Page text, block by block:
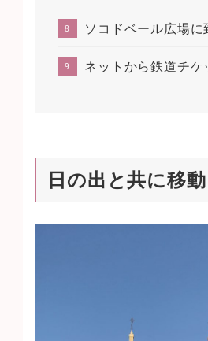
ソコドベール広場に
ネットから鉄道チケ
日の出と共に移動